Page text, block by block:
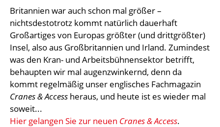
Britannien war auch schon mal größer –
nichtsdestotrotz kommt natürlich dauerhaft
Großartiges von Europas größter (und drittgrößter)
Insel, also aus Großbritannien und Irland. Zumindest
was den Kran- und Arbeitsbühnensektor betrifft,
behaupten wir mal augenzwinkernd, denn da
kommt regelmäßig unser englisches Fachmagazin
Cranes & Access heraus, und heute ist es wieder mal
soweit...
Hier gelangen Sie zur neuen Cranes & Access.